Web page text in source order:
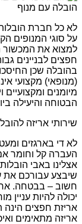
הובלה עם מנוף
לא כל חברת
על סוגי המנופים
למצוא את המכשור
חפצים לבניינים
בהובלה שכן
(מנופאי) מקצועי
מיומנים
הבטוחה והיעילה
שירותי אריזה
לא די בארגזים
העברה קל וחומר
אצלינו באבי
שיבצע עבורכם את
חשוב – בבטחה.
יכולה להיות עניין
אריזת חפצים הינה
אריזה מתאימים